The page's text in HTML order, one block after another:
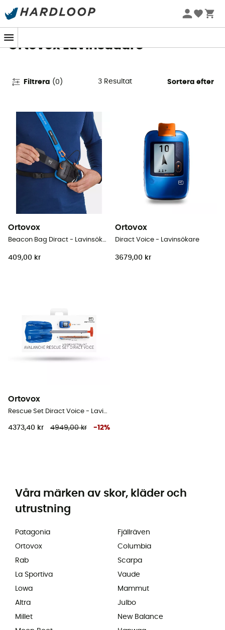
Sommarerbjudanden 🔥 -5 % EXTRA vid köp av 2 produkter*
Ortovox Lavinsädare
Filtrera (0 ) 3 Resultat Sortera efter
Ortovox
Beacon Bag Diract - Lavinsökare
409,00 kr
Ortovox
Diract Voice - Lavinsökare
3679,00 kr
Ortovox
Rescue Set Diract Voice - Lavinsökare-set
4373,40 kr 4949,00 kr -12%
Våra märken av skor, kläder och
utrustning
Patagonia
Ortovox
Rab
La Sportiva
Lowa
Altra
Millet
Fjällräven
Columbia
Scarpa
Vaude
Mammut
Julbo
New Balance